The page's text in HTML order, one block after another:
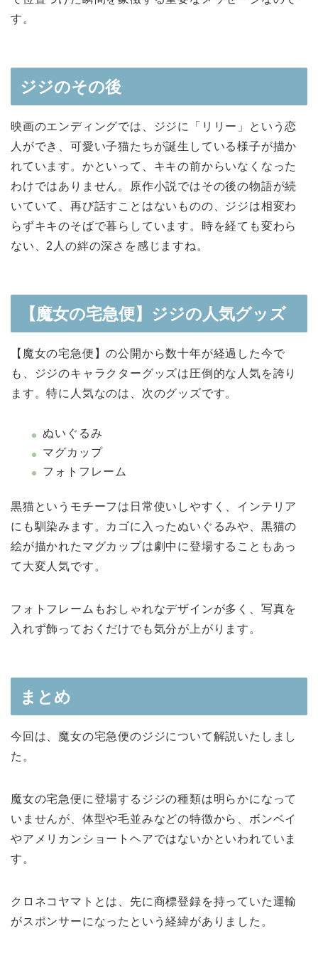
す。
ジジのその後
映画のエンディングでは、ジジに「リリー」という恋
人ができ、可愛い子猫たちが誕生している様子が描か
れています。かといって、キキの前からいなくなった
わけではありません。原作小説ではその後の物語が続
いていて、再び話すことはないものの、ジジは相変わ
らずキキのそばで暮らしています。時を経ても変わら
ない、2人の絆の深さを感じますね。
【魔女の宅急便】ジジの人気グッズ
【魔女の宅急便】の公開から数十年が経過した今で
も、ジジのキャラクターグッズは圧倒的な人気を誇り
ます。特に人気なのは、次のグッズです。
ぬいぐるみ
マグカップ
フォトフレーム
黒猫というモチーフは日常使いしやすく、インテリア
にも馴染みます。カゴに入ったぬいぐるみや、黒猫の
絵が描かれたマグカップは劇中に登場することもあっ
て大変人気です。
フォトフレームもおしゃれなデザインが多く、写真を
入れず飾っておくだけでも気分が上がります。
まとめ
今回は、魔女の宅急便のジジについて解説いたしまし
た。
魔女の宅急便に登場するジジの種類は明らかになって
いませんが、体型や毛並みなどの特徴から、ボンベイ
やアメリカンショートヘアではないかといわれていま
す。
クロネコヤマトとは、先に商標登録を持っていた運輸
がスポンサーになったという経緯がありました。